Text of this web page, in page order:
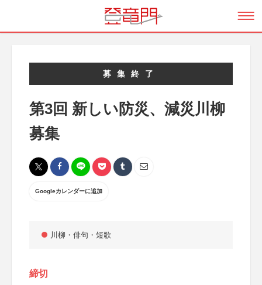
募集終了
第3回 新しい防災、減災川柳
募集
Googleカレンダーに追加
川柳・俳句・短歌
締切